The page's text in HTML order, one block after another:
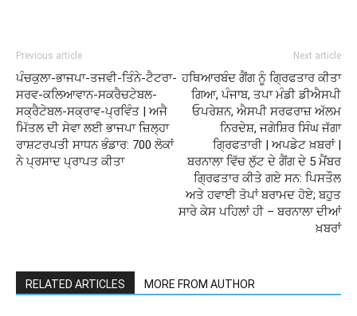
Previous article
ਪੰਚਕੁਲਾ-ਭਾਜਪਾ-ਤਜਵੀ-ਤਿੰਨੇ-ਟੈਟਰਾ-
ਸਰਵ-ਕਲਿਆਵਾਨ-ਸਕਰੈਚਟੇਬਲ-
ਸਕ੍ਰੈਟੇਬਲ-ਸਕ੍ਰਾਵ-ਪ੍ਰਵਿੰਤ | ਅਜੈ
ਮਿੱਤਲ ਦੀ ਸੇਵਾ ਲਈ ਭਾਜਪਾ ਜ਼ਿਲ੍ਹਾ
ਰਾਸ਼ਟਰਪਤੀ ਸਾਧਨ ਭੰਡਾਰ: 700 ਲੋਕਾਂ
ਨੇ ਪ੍ਰਸਾਦ ਪ੍ਰਾਪਤ ਕੀਤਾ
Next article
ਹਥਿਆਰਬੰਦ ਗੈਂਗ ਨੂੰ ਗ੍ਰਿਫਤਾਰ ਕੀਤਾ
ਗਿਆ, ਪੰਜਾਬ, ਤਪਾ ਮੰਡੀ ਡੀਐਸਪੀ
ਓਪਰੇਸ਼ਨ, ਐਸਪੀ ਸਰਫਰਾਜ਼ ਅੱਲਮ
ਨਿਰਦੇਸ਼, ਜਗੇਸ਼ਿਰ ਸਿੰਘ ਜੱਗਾ
ਗ੍ਰਿਫਤਾਰੀ | ਅਪਡੇਟ ਖ਼ਬਰਾਂ |
ਬਰਨਾਲਾ ਵਿੱਚ ਲੁੱਟ ਦੇ ਗੈਂਗ ਦੇ 5 ਮੈਂਬਰ
ਗ੍ਰਿਫਤਾਰ ਕੀਤੇ ਗਏ ਸਨ: ਪਿਸਤੌਲ
ਅਤੇ ਹਵਾਈ ਤੋਪਾਂ ਬਰਾਮਦ ਹੋਏ; ਬਹੁਤ
ਸਾਰੇ ਕੇਸ ਪਹਿਲਾਂ ਹੀ – ਬਰਨਾਲਾ ਦੀਆਂ
ਖ਼ਬਰਾਂ
RELATED ARTICLES MORE FROM AUTHOR